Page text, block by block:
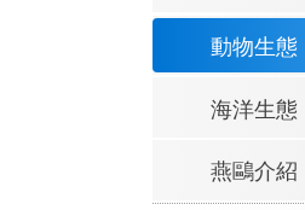
動物生態
海洋生態
燕鷗介紹